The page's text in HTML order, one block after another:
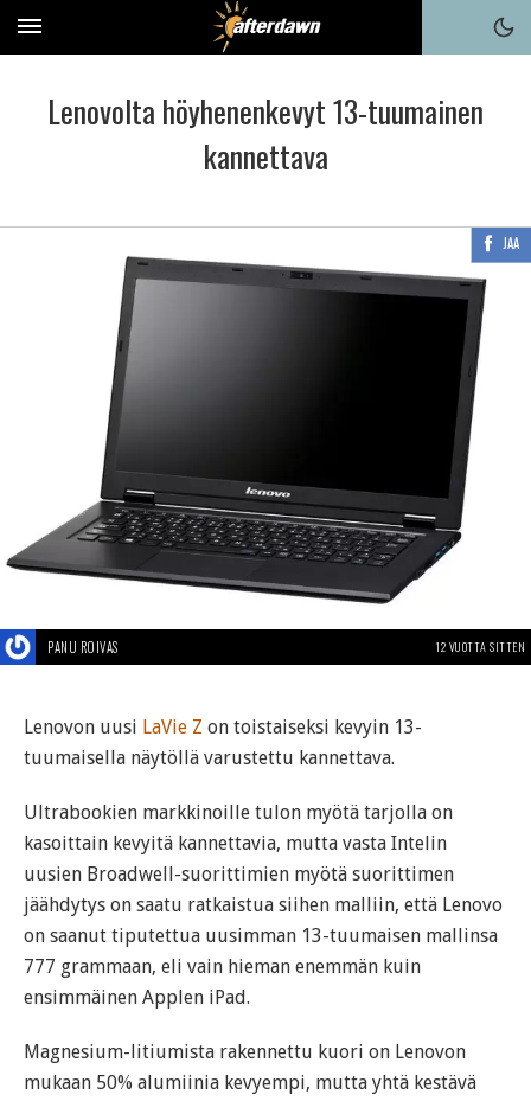
Lenovolta höyhenenkevyt 13-tuumainen
kannettava
JAA
PANU ROIVAS 12 VUOTTA SITTEN
Lenovon uusi LaVie Z on toistaiseksi kevyin 13-
tuumaisella näytöllä varustettu kannettava.
Ultrabookien markkinoille tulon myötä tarjolla on
kasoittain kevyitä kannettavia, mutta vasta Intelin
uusien Broadwell-suorittimien myötä suorittimen
jäähdytys on saatu ratkaistua siihen malliin, että Lenovo
on saanut tiputettua uusimman 13-tuumaisen mallinsa
777 grammaan, eli vain hieman enemmän kuin
ensimmäinen Applen iPad.
Magnesium-litiumista rakennettu kuori on Lenovon
mukaan 50% alumiinia kevyempi, mutta yhtä kestävä